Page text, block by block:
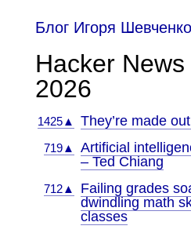
Блог Игоря Шевченко
Hacker
2026
1425▲ They’re made
719▲
Artificial
– Ted Chiang
712▲
Failing grades
dwindling math
classes